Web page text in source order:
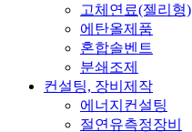
고체연료(젤리형)
에탄올제품
혼합솔벤트
분쇄조제
컨설팅, 장비제작
에너지컨설팅
절연유측정장비